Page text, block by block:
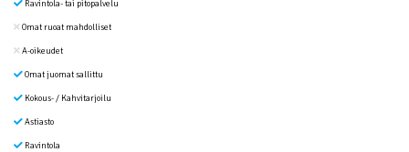
Ravintola- tai pitopalvelu
Omat ruoat mahdolliset
A-oikeudet
Omat juomat sallittu
Kokous- / Kahvitarjoilu
Astiasto
Ravintola